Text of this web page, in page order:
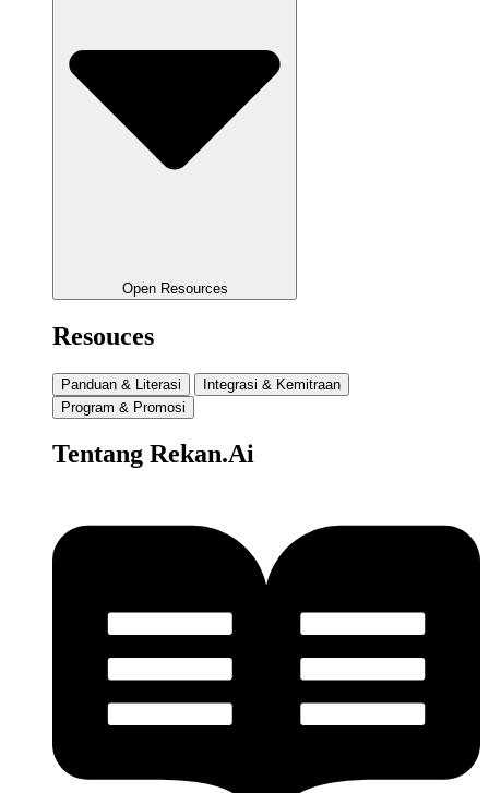
Open Resources
Resouces
Panduan & Literasi
Integrasi & Kemitraan
Program & Promosi
Tentang Rekan.Ai